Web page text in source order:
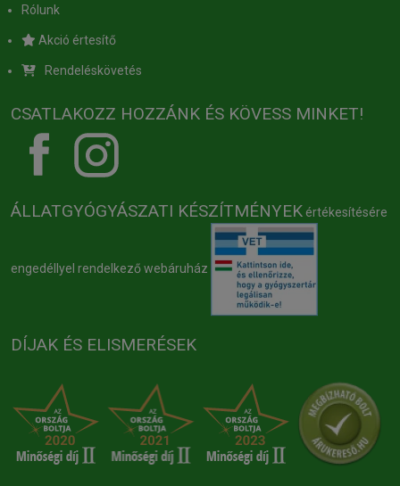
Rólunk
Akció értesítő
Rendeléskövetés
CSATLAKOZZ HOZZÁNK ÉS KÖVESS MINKET!
ÁLLATGYÓGYÁSZATI KÉSZÍTMÉNYEK értékesítésére
engedéllyel rendelkező webáruház
DÍJAK ÉS ELISMERÉSEK